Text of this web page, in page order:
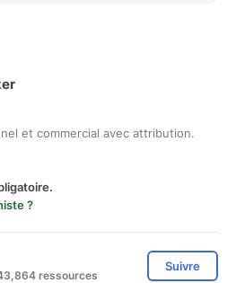
et commercial avec attribution.
?
ressources
Suivre